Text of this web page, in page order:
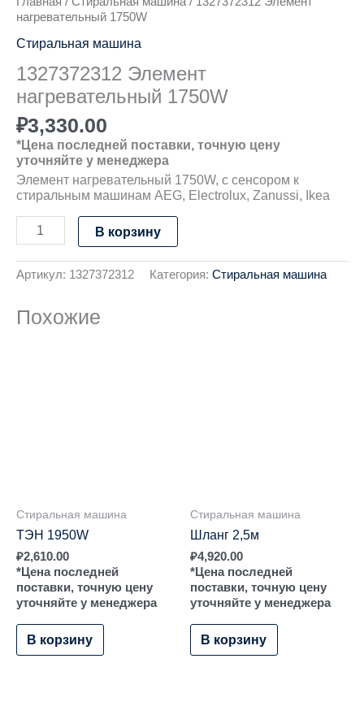
нагревательный 1750W
Стиральная машина
1327372312 Элемент
нагревательный 1750W
₽3,330.00
*Цена последней поставки, точную цену
уточняйте у менеджера
Элемент нагревательный 1750W, с сенсором к
стиральным машинам AEG, Electrolux, Zanussi, Ikea
В корзину
Артикул: 1327372312 Категория: Стиральная машина
Похожие
Стиральная машина
ТЭН 1950W
₽2,610.00
*Цена последней
поставки, точную цену
уточняйте у менеджера
В корзину
Стиральная машина
Шланг 2,5м
₽4,920.00
*Цена последней
поставки, точную цену
уточняйте у менеджера
В корзину